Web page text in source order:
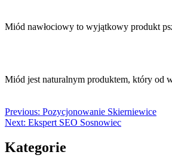
Miód nawłociowy to wyjątkowy produkt
Miód jest naturalnym produktem, który od
Previous: Pozycjonowanie Skierniewice
Next: Ekspert SEO Sosnowiec
Kategorie